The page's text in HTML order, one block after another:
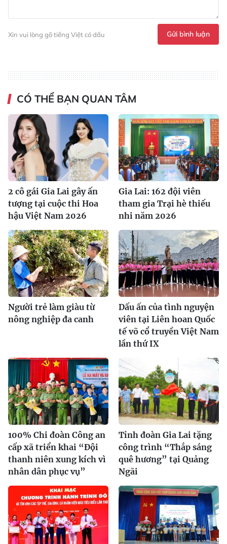
Xin vui lòng gõ tiếng Việt có dấu Gửi bình luận
CÓ THỂ BẠN QUAN TÂM
2 cô gái Gia Lai gây ấn
tượng tại cuộc thi Hoa
hậu Việt Nam 2026
Gia Lai: 162 đội viên
tham gia Trại hè thiếu
nhi năm 2026
Người trẻ làm giàu từ
nông nghiệp đa canh
Dấu ấn của tình nguyện
viên tại Liên hoan Quốc
tế võ cổ truyền Việt Nam
lần thứ IX
100% Chi đoàn Công an
cấp xã triển khai “Đội
thanh niên xung kích vì
nhân dân phục vụ”
Tỉnh đoàn Gia Lai tặng
công trình “Thắp sáng
quê hương” tại Quảng
Ngãi